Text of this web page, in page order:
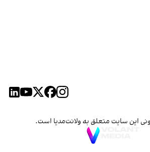
این سایت متعلق به ولانت‌مدیا است.